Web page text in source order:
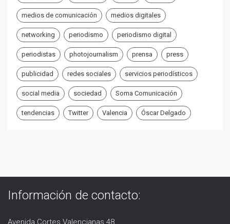
medios de comunicación medios digitales
networking periodismo periodismo digital
periodistas photojournalism prensa press
publicidad redes sociales servicios periodísticos
social media sociedad Soma Comunicación
tendencias Twitter Valencia Óscar Delgado
Información de contacto:
Avenida Cortes Valencianas 48